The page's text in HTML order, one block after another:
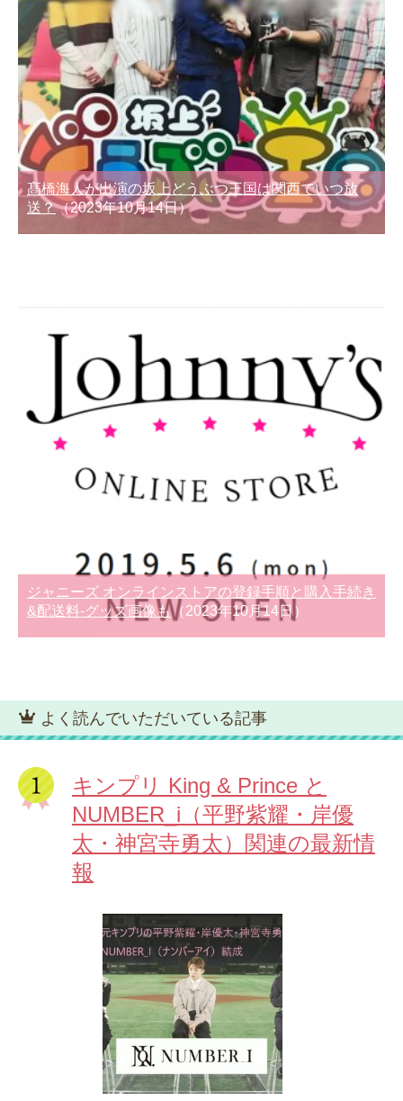
髙橋海人が出演の坂上どうぶつ王国は関西でいつ放
送？（2023年10月14日）
ジャニーズ オンラインストアの登録手順と購入手続き
&配送料-グッズ画像も（2023年10月14日）
よく読んでいただいている記事
キンプリ King & Prince と
NUMBER_i（平野紫耀・岸優
太・神宮寺勇太）関連の最新情
報